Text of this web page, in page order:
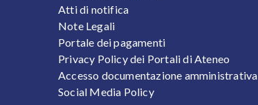
Atti di notifica
Note Legali
Portale dei pagamenti
Privacy Policy dei Portali di Ateneo
Accesso documentazione amministrativa
Social Media Policy